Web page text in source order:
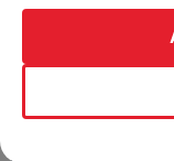
Franglish &